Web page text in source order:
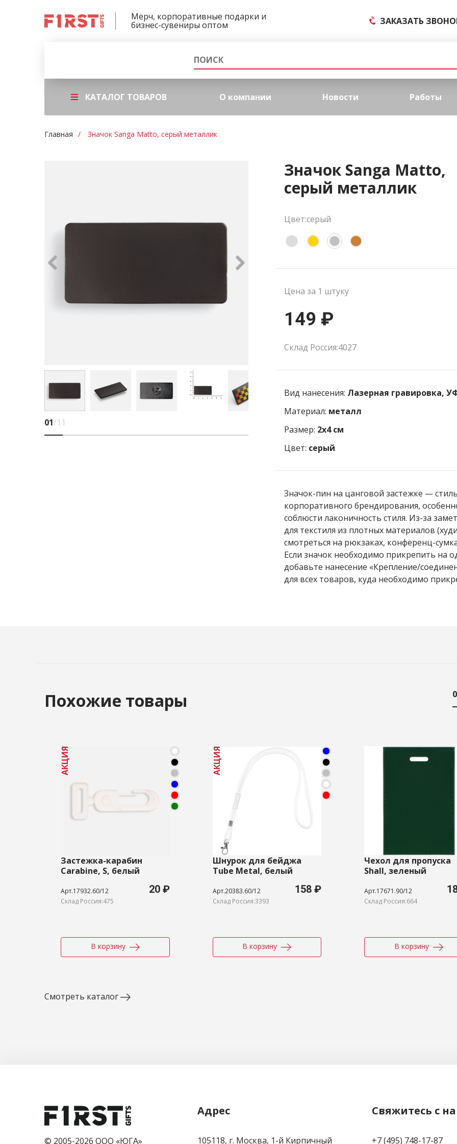
Мерч, корпоративные подарки и
бизнес-сувениры оптом ЗАКАЗАТЬ
КАТАЛОГ ТОВАРОВ О компании Новости Работы
Главная Значок Sanga Matto, серый металлик
01/11
Значок Sanga Matto,
серый металлик
Цвет:серый
Цена за 1 штуку
149 ₽
Склад Россия:4027
Вид нанесения: Лазерная гравировка,
Материал: металл
Размер: 2x4 см
Цвет: серый
Значок-пин на цанговой застежке —
корпоративного брендирования,
соблюсти лаконичность стиля. Из-за
для текстиля из плотных материалов
смотреться на рюкзаках, конференц-
Если значок необходимо прикрепить на
добавьте нанесение «Крепление/
для всех товаров, куда необходимо
Похожие товары
Застежка-карабин
Carabine, S, белый
Арт.17932.60/12 20 ₽
Склад Россия:475
АКЦИЯ
В корзину
Шнурок для бейджа
Tube Metal, белый
Арт.20383.60/12 158 ₽
Склад Россия:3393
АКЦИЯ
В корзину
Чехол для пропуска
Shall, зеленый
Арт.17671.90/12
Склад Россия:664
В корзину
Смотреть каталог
© 2005-2026 ООО «ЮГА»
Адрес Свяжитесь с
105118, г. Москва, 1-й Кирпичный +7 (495) 748-17-87